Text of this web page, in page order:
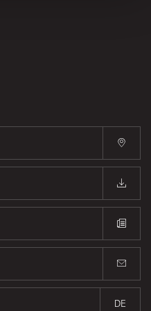
loro o che hanno
servizi.
DE